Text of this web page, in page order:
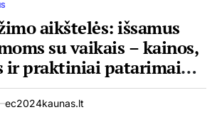
aikštelės: išsamus
su vaikais – kainos,
ir praktiniai patarimai
ec2024kaunas.lt